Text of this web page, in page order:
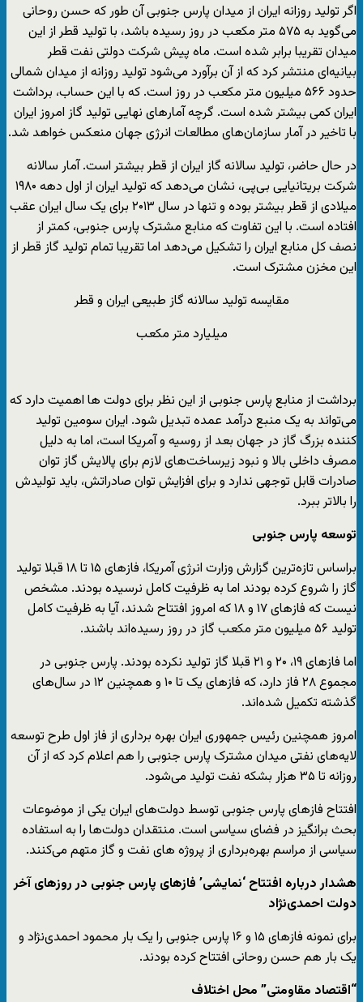
اگر تولید روزانه ایران از میدان پارس جنوبی آن طور که حسن روحانی
می‌گوید به ۵۷۵ متر مکعب در روز رسیده باشد، با تولید قطر از این
میدان تقریبا برابر شده است. ماه پیش شرکت دولتی نفت قطر
بیانیه‌ای منتشر کرد که از آن برآورد می‌شود تولید روزانه از میدان شمالی
حدود ۵۶۶ میلیون متر مکعب در روز است. که با این حساب، برداشت
ایران کمی بیشتر شده است. گرچه آمارهای نهایی تولید گاز امروز ایران
با تاخیر در آمار سازمان‌های مطالعات انرژی جهان منعکس خواهد شد.
در حال حاضر، تولید سالانه گاز ایران از قطر بیشتر است. آمار سالانه
شرکت بریتانیایی بی‌پی، نشان می‌دهد که تولید ایران از اول دهه ۱۹۸۰
میلادی از قطر بیشتر بوده و تنها در سال ۲۰۱۳ برای یک سال ایران عقب
افتاده است. با این تفاوت که منابع مشترک پارس جنوبی، کمتر از
نصف کل منابع ایران را تشکیل می‌دهد اما تقریبا تمام تولید گاز قطر از
این مخزن مشترک است.
مقایسه تولید سالانه گاز طبیعی ایران و قطر
میلیارد متر مکعب
برداشت از منابع پارس جنوبی از این نظر برای دولت ها اهمیت دارد که
می‌تواند به یک منبع درآمد عمده تبدیل شود. ایران سومین تولید
کننده بزرگ گاز در جهان بعد از روسیه و آمریکا است، اما به دلیل
مصرف داخلی بالا و نبود زیرساخت‌های لازم برای پالایش گاز توان
صادرات قابل توجهی ندارد و برای افزایش توان صادراتش، باید تولیدش
را بالاتر ببرد.
توسعه پارس جنوبی
براساس تازه‌ترین گزارش وزارت انرژی آمریکا، فازهای ۱۵ تا ۱۸ قبلا تولید
گاز را شروع کرده بودند اما به ظرفیت کامل نرسیده بودند. مشخص
نیست که فازهای ۱۷ و ۱۸ که امروز افتتاح شدند، آیا به ظرفیت کامل
تولید ۵۶ میلیون متر مکعب گاز در روز رسیده‌اند باشند.
اما فازهای ۱۹، ۲۰ و ۲۱ قبلا گاز تولید نکرده بودند. پارس جنوبی در
مجموع ۲۸ فاز دارد، که فازهای یک تا ۱۰ و همچنین ۱۲ در سال‌های
گذشته تکمیل شده‌اند.
امروز همچنین رئیس جمهوری ایران بهره برداری از فاز اول طرح توسعه
لایه‌های نفتی میدان مشترک پارس جنوبی را هم اعلام کرد که از آن
روزانه تا ۳۵ هزار بشکه نفت تولید می‌شود.
افتتاح فازهای پارس جنوبی توسط دولت‌های ایران یکی از موضوعات
بحث برانگیز در فضای سیاسی است. منتقدان دولت‌ها را به استفاده
سیاسی از مراسم بهره‌برداری از پروژه های نفت و گاز متهم می‌کنند.
هشدار درباره افتتاح ‘نمایشی’ فازهای پارس جنوبی در روزهای آخر
دولت احمدی‌نژاد
برای نمونه فازهای ۱۵ و ۱۶ پارس جنوبی را یک بار محمود احمدی‌نژاد و
یک بار هم حسن روحانی افتتاح کرده بودند.
“اقتصاد مقاومتی” محل اختلاف